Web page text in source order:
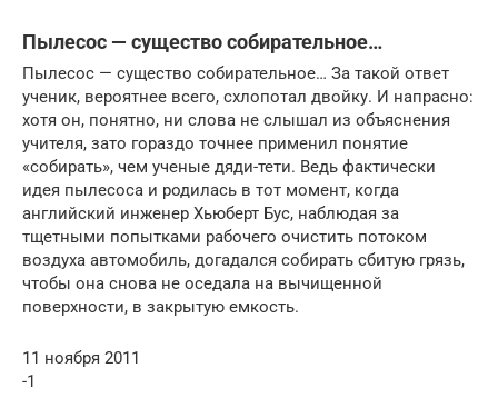
Пылесос — существо собирательное…
Пылесос — существо собирательное… За такой ответ
ученик, вероятнее всего, схлопотал двойку. И напрасно:
хотя он, понятно, ни слова не слышал из объяснения
учителя, зато гораздо точнее применил понятие
«собирать», чем ученые дяди-тети. Ведь фактически
идея пылесоса и родилась в тот момент, когда
английский инженер Хьюберт Бус, наблюдая за
тщетными попытками рабочего очистить потоком
воздуха автомобиль, догадался собирать сбитую грязь,
чтобы она снова не оседала на вычищенной
поверхности, в закрытую емкость.
11 ноября 2011
-1